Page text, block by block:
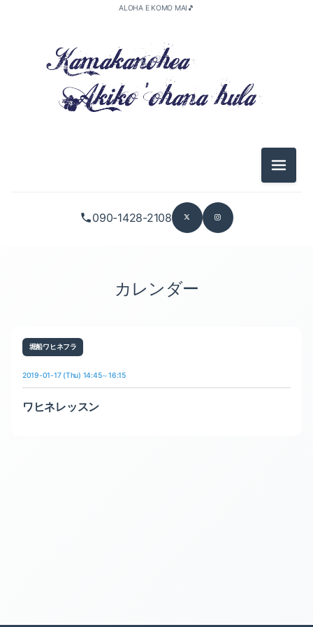
090-1428-2108
ALOHA E KOMO MAI🎵
メニュ
カレンダー
堀船ワヒネフラ
2019-01-17 (Thu) 14:45～16:15
ワヒネレッスン